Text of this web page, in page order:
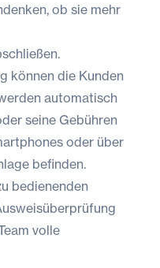
ob sie mehr
können die Kunden
automatisch
seine Gebühren
oder über
befinden.
bedienenden
volle